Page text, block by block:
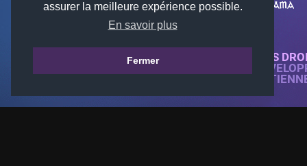
assurer la meilleure expérience possible.
En savoir plus
Fermer
© 2018-2026 KTARENA. TOUS
SITE WEB ENTIÈREMENT
TOUTES LES IMAGES